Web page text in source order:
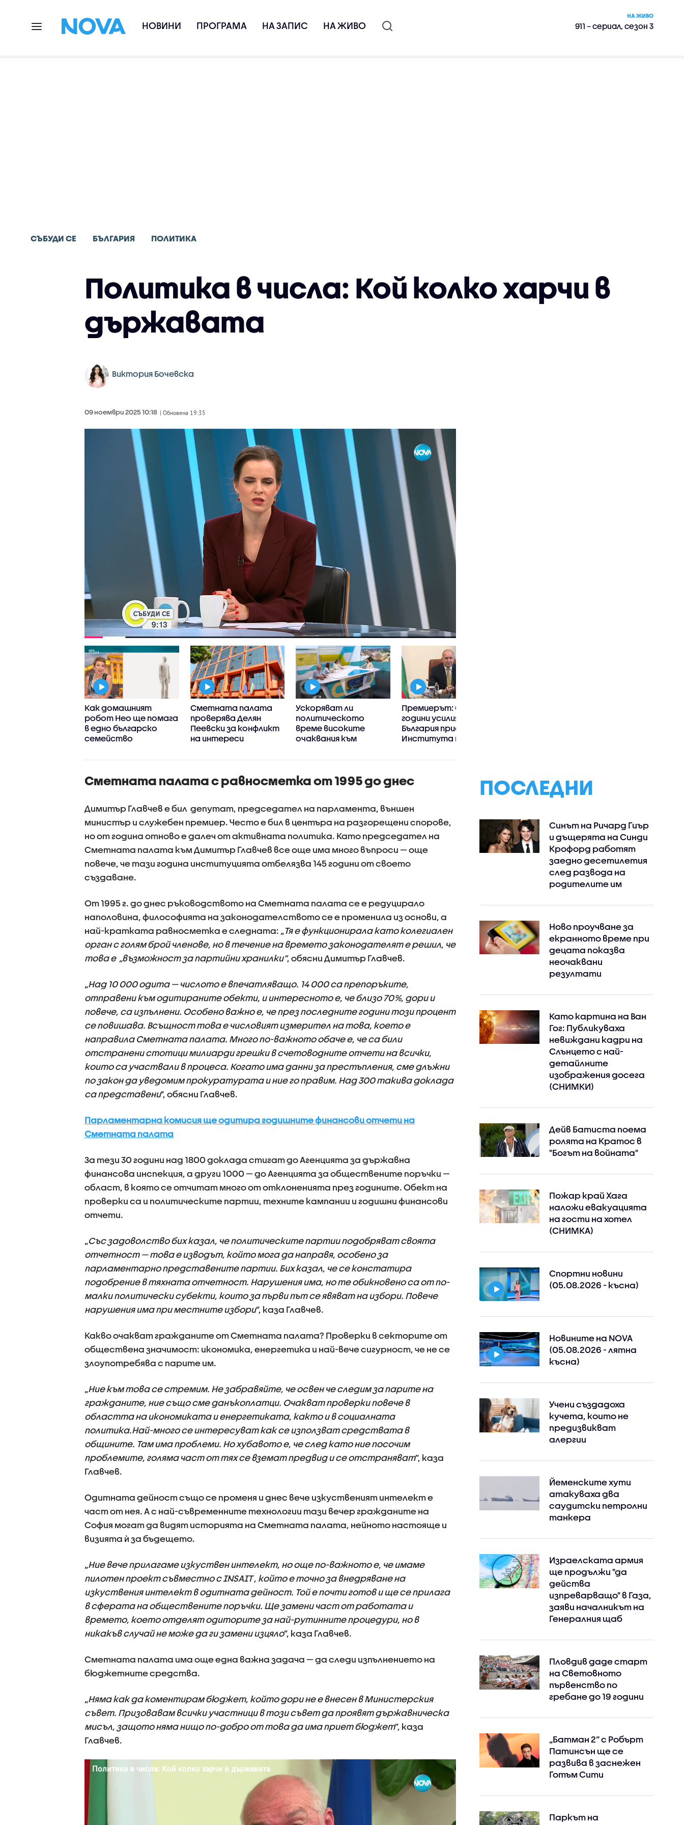
НОВИНИ ПРОГРАМА НА ЗАПИС НА ЖИВО
НА ЖИВО
911 – сериал, сезон 3
СЪБУДИ СЕ БЪЛГАРИЯ ПОЛИТИКА
Политика в числа: Кой колко харчи в
държавата
Виктория Бочевска
09 ноември 2025 10:18 | Обновена 19:35
Как домашният
робот Нео ще помага
в едно българско
семейство
Сметната палата
проверява Делян
Пеевски за конфликт
на интереси
Ускоряват ли
политическото
време високите
очаквания към
Премиерът: След 15
години усилия
България придоби
Института по
българската
Америка
Сметната палата с равносметка от 1995 до днес
Димитър Главчев е бил депутат, председател на парламента, външен
министър и служебен премиер. Често е бил в центъра на разгорещени спорове,
но от година отново е далеч от активната политика. Като председател на
Сметната палата към Димитър Главчев все още има много въпроси — още
повече, че тази година институцията отбелязва 145 години от своето
създаване.
От 1995 г. до днес ръководството на Сметната палата се е редуцирало
наполовина, философията на законодателството се е променила из основи, а
най-кратката равносметка е следната: „Тя е функционирала като колегиален
орган с голям брой членове, но в течение на времето законодателят е решил, че
това е „възможност за партийни хранилки“, обясни Димитър Главчев.
„Над 10 000 одита — числото е впечатляващо. 14 000 са препоръките,
отправени към одитираните обекти, и интересното е, че близо 70%, дори и
повече, са изпълнени. Особено важно е, че през последните години този процент
се повишава. Всъщност това е числовият измерител на това, което е
направила Сметната палата. Много по-важното обаче е, че са били
отстранени стотици милиарди грешки в счетоводните отчети на всички,
които са участвали в процеса. Когато има данни за престъпления, сме длъжни
по закон да уведомим прокуратурата и ние го правим. Над 300 такива доклада
са представени", обясни Главчев.
Парламентарна комисия ще одитира годишните финансови отчети на
Сметната палата
За тези 30 години над 1800 доклада стигат до Агенцията за държавна
финансова инспекция, а други 1000 — до Агенцията за обществените поръчки —
област, в която се отчитат много от отклоненията през годините. Обект на
проверки са и политическите партии, техните кампании и годишни финансови
отчети.
„Със задоволство бих казал, че политическите партии подобряват своята
отчетност — това е изводът, който мога да направя, особено за
парламентарно представените партии. Бих казал, че се констатира
подобрение в тяхната отчетност. Нарушения има, но те обикновено са от по-
малки политически субекти, които за първи път се явяват на избори. Повече
нарушения има при местните избори”, каза Главчев.
Какво очакват гражданите от Сметната палата? Проверки в секторите от
обществена значимост: икономика, енергетика и най-вече сигурност, че не се
злоупотребява с парите им.
„Ние към това се стремим. Не забравяйте, че освен че следим за парите на
гражданите, ние също сме данъкоплатци. Очакват проверки повече в
областта на икономиката и енергетиката, както и в социалната
политика.Най-много се интересуват как се използват средствата в
общините. Там има проблеми. Но хубавото е, че след като ние посочим
проблемите, голяма част от тях се вземат предвид и се отстраняват”, каза
Главчев.
Одитната дейност също се променя и днес вече изкуственият интелект е
част от нея. А с най-съвременните технологии тази вечер гражданите на
София могат да видят историята на Сметната палата, нейното настояще и
визията ѝ за бъдещето.
„Ние вече прилагаме изкуствен интелект, но още по-важното е, че имаме
пилотен проект съвместно с INSAIT , който е точно за внедряване на
изкуствения интелект в одитната дейност. Той е почти готов и ще се прилага
в сферата на обществените поръчки. Ще замени част от работата и
времето, което отделят одиторите за най-рутинните процедури, но в
никакъв случай не може да ги замени изцяло”, каза Главчев.
Сметната палата има още една важна задача — да следи изпълнението на
бюджетните средства.
„Няма как да коментирам бюджет, който дори не е внесен в Министерския
съвет. Призовавам всички участници в този съвет да проявят държавническа
мисъл, защото няма нищо по-добро от това да има приет бюджет”, каза
Главчев.
ПОСЛЕДНИ
Синът на Ричард Гиър
и дъщерята на Синди
Крофорд работят
заедно десетилетия
след развода на
родителите им
Ново проучване за
екранното време при
децата показва
неочаквани
резултати
Като картина на Ван
Гог: Публикуваха
невиждани кадри на
Слънцето с най-
детайлните
изображения досега
(СНИМКИ)
Дейв Батиста поема
ролята на Кратос в
"Богът на войната"
Пожар край Хага
наложи евакуацията
на гости на хотел
(СНИМКА)
Спортни новини
(05.08.2026 - късна)
Новините на NOVA
(05.08.2026 - лятна
късна)
Учени създадоха
кучета, които не
предизвикват
алергии
Йеменските хути
атакуваха два
саудитски петролни
танкера
Израелската армия
ще продължи "да
действа
изпреварващо" в Газа,
заяви началникът на
Генералния щаб
Пловдив даде старт
на Световното
първенство по
гребане до 19 години
„Батман 2“ с Робърт
Патинсън ще се
развива в заснежен
Готъм Сити
Паркът на